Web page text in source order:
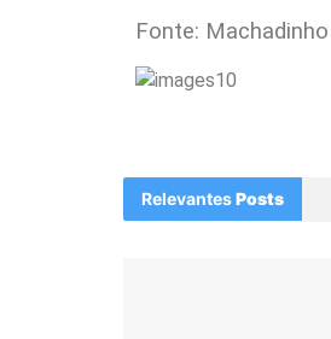
Fonte:
RelevantesPosts